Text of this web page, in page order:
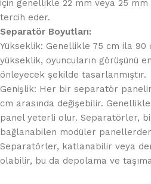
için genellikle 22 mm veya 25 mm
tercih eder.
Separatör Boyutları:
Yükseklik: Genellikle 75 cm ila 90
yükseklik, oyuncuların görüşünü
önleyecek şekilde tasarlanmıştır.
Genişlik: Her bir separatör
cm arasında değişebilir.
panel yeterli olur. Separatörler,
bağlanabilen modüler
Separatörler, katlanabilir veya
olabilir, bu da depolama ve